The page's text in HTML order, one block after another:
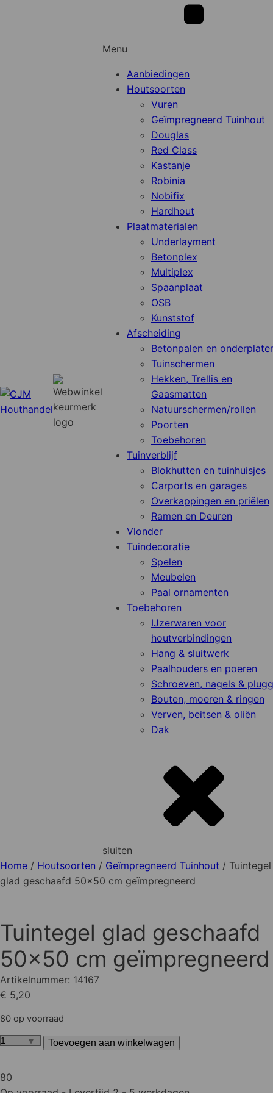
Menu
Aanbiedingen
Houtsoorten
Vuren
Geïmpregneerd Tuinhout
Douglas
Red Class
Kastanje
Robinia
Nobifix
Hardhout
Plaatmaterialen
Underlayment
Betonplex
Multiplex
Spaanplaat
OSB
Kunststof
Afscheiding
Betonpalen en
Tuinschermen
Hekken, Trellis en
Gaasmatten
Natuurschermen/rollen
Poorten
Toebehoren
Tuinverblijf
Blokhutten en tuinhuisjes
Carports en garages
Overkappingen en priëlen
Ramen en Deuren
Vlonder
Tuindecoratie
Spelen
Meubelen
Paal ornamenten
Toebehoren
IJzerwaren voor
houtverbindingen
Hang & sluitwerk
Paalhouders en poeren
Schroeven, nagels &
Bouten, moeren & ringen
Verven, beitsen & oliën
Dak
sluiten
Home / Houtsoorten / Geïmpregneerd Tuinhout / Tuintegel
glad geschaafd 50x50 cm geïmpregneerd
Tuintegel glad geschaafd
50x50 cm geïmpregneerd
Artikelnummer: 14167
€ 5,20
80 op voorraad
Tuintegel
geschaafd
Toevoegen aan winkelwagen
80